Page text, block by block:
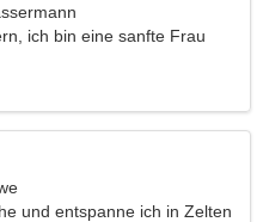
ich bin eine sanfte Frau
und entspanne ich in Zelten